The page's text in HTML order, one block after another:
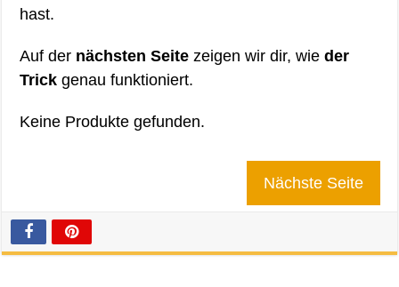
hast.
Auf der nächsten Seite zeigen wir dir, wieder
Trick genau funktioniert.
Keine Produkte gefunden.
Nächste Seite